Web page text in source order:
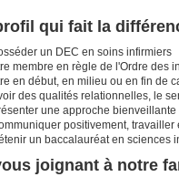
qui fait la
un DEC en soins infirmiers
membre en règle de l'Ordre des
en début, en milieu ou en fin de
des qualités relationnelles, le
une approche
positivement, travailler
un baccalauréat en sciences
joignant à notre